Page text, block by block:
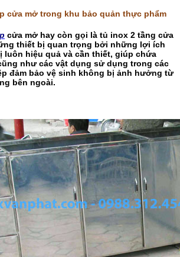
cửa mở trong khu bảo quản thực phẩm
cửa mở hay còn gọi là tủ inox 2 tầng cửa
thiết bị quan trọng bởi những lợi ích
luôn hiệu quả và cần thiết, giúp chứa
như các vật dụng sử dụng trong các
đảm bảo vệ sinh không bị ảnh hưởng từ
bên ngoài.